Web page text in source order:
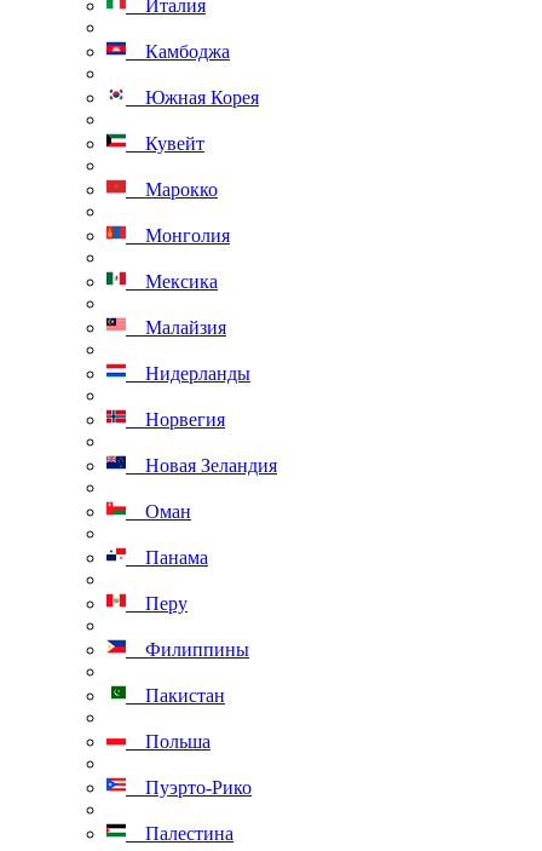
Италия
Камбоджа
Южная Корея
Кувейт
Марокко
Монголия
Мексика
Малайзия
Нидерланды
Норвегия
Новая Зеландия
Оман
Панама
Перу
Филиппины
Пакистан
Польша
Пуэрто-Рико
Палестина